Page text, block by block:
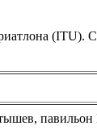
(ITU).
павильон